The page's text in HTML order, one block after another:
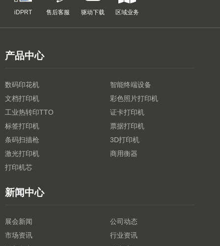
iDPRT 售后客服 驱动下载 区域业务
产品中心
数码印花机
智能终端设备
文档打印机
彩色照片打印机
工业热转印TTO
证卡打印机
标签打印机
票据打印机
条码扫描枪
3D打印机
激光打印机
商用衡器
打印机芯
新闻中心
展会新闻
公司动态
市场资讯
行业资讯